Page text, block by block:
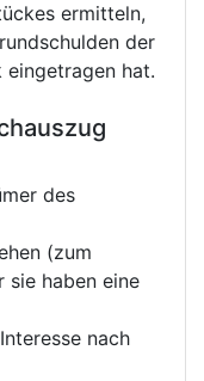
ermitteln,
der
eingetragen hat.
des
(zum
sie haben eine
nach